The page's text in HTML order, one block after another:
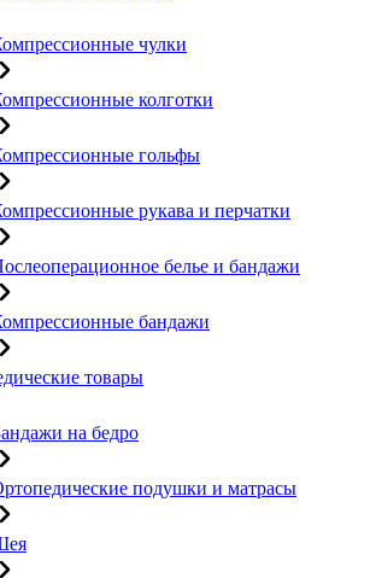
чулки
колготки
гольфы
рукава и перчатки
белье и бандажи
бандажи
товары
на бедро
подушки и матрасы